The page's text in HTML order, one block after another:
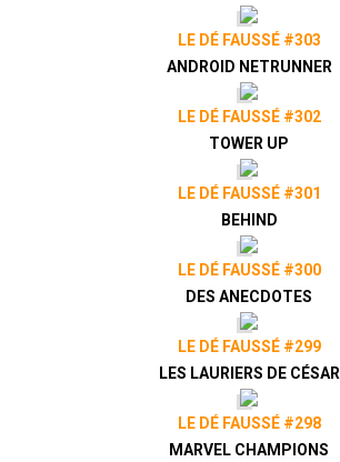
LE DÉ FAUSSÉ #303
ANDROID NETRUNNER
LE DÉ FAUSSÉ #302
TOWER UP
LE DÉ FAUSSÉ #301
BEHIND
LE DÉ FAUSSÉ #300
DES ANECDOTES
LE DÉ FAUSSÉ #299
LES LAURIERS DE CÉSAR
LE DÉ FAUSSÉ #298
MARVEL CHAMPIONS